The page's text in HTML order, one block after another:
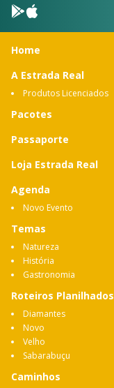
Home
A Estrada Real
Produtos Licenciados
Pacotes
Passaporte
Loja Estrada Real
Agenda
Novo Evento
Temas
Natureza
História
Gastronomia
Roteiros Planilhados
Diamantes
Novo
Velho
Sabarabuçu
Caminhos